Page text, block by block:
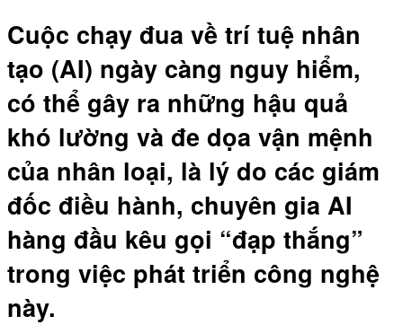
Cuộc chạy đua về trí tuệ nhân
tạo (AI) ngày càng nguy hiểm,
có thể gây ra những hậu quả
khó lường và đe dọa vận mệnh
của nhân loại, là lý do các giám
đốc điều hành, chuyên gia AI
hàng đầu kêu gọi “đạp thắng”
trong việc phát triển công nghệ
này.